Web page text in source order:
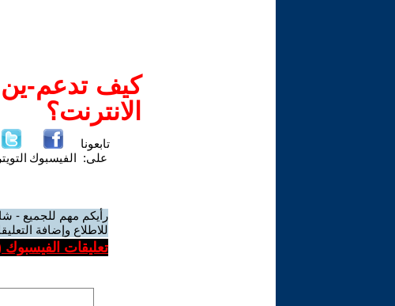
كيف تدعم-ين
الانترنت؟
تابعونا
على: الفيسبوك التويتر
رأيكم مهم للجميع -
للاطلاع وإضافة
تعليقات الفيسبوك